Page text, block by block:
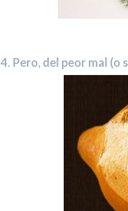
4. Pero, del peor mal (o